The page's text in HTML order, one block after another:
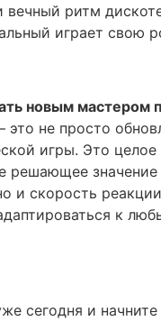
ритм
играет свою
новым мастером
это не просто
игры. Это целое
решающее
и скорость
к
сегодня и